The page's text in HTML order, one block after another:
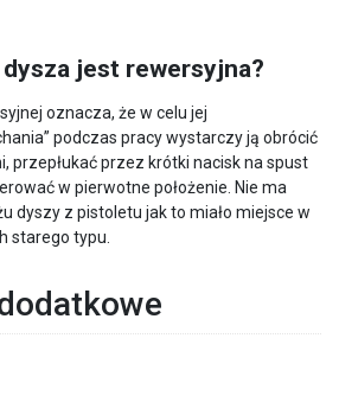
jest rewersyjna?
oznacza, że w celu jej
podczas pracy wystarczy ją obrócić
przepłukać przez krótki nacisk na spust
w pierwotne położenie. Nie ma
dyszy z pistoletu jak to miało miejsce w
starego typu.